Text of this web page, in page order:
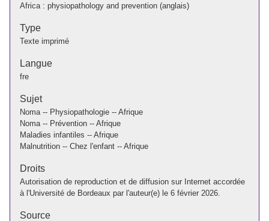
Africa : physiopathology and prevention (anglais)
Type
Texte imprimé
Langue
fre
Sujet
Noma -- Physiopathologie -- Afrique
Noma -- Prévention -- Afrique
Maladies infantiles -- Afrique
Malnutrition -- Chez l'enfant -- Afrique
Droits
Autorisation de reproduction et de diffusion sur Internet accordée
à l'Université de Bordeaux par l'auteur(e) le 6 février 2026.
Source